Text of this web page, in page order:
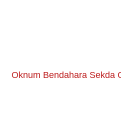
Oknum Bendahara Sekda